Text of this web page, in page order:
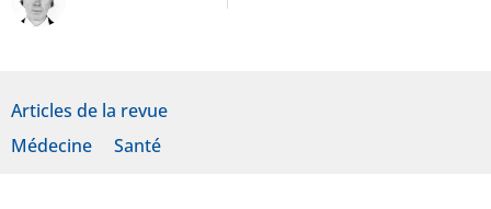
Articles de la revue
Médecine
Santé